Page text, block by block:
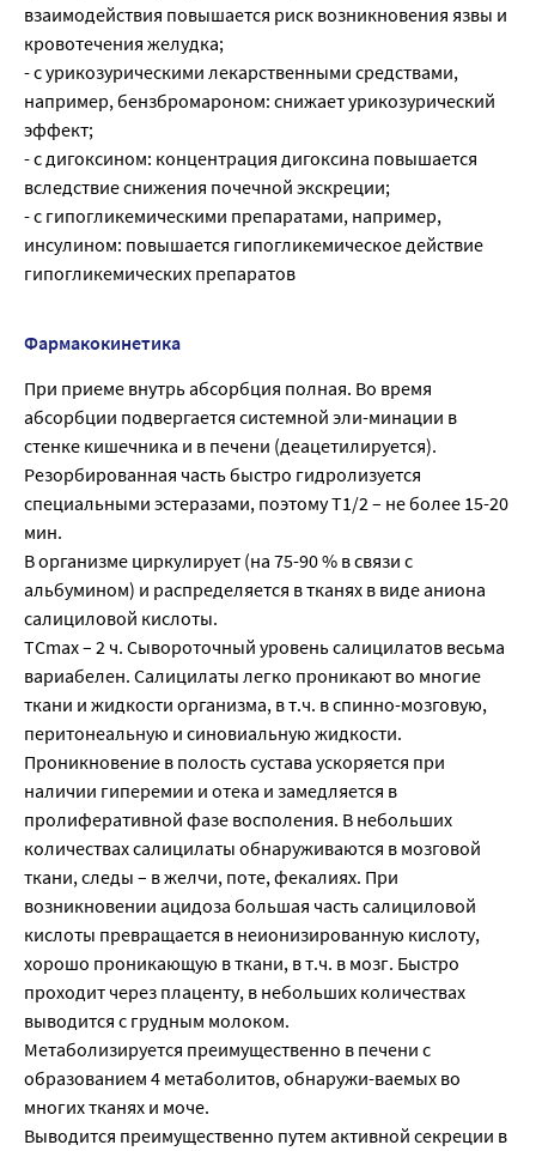
взаимодействия повышается риск возникновения язвы и
кровотечения желудка;
- с урикозурическими лекарственными средствами,
например, бензбромароном: снижает урикозурический
эффект;
- с дигоксином: концентрация дигоксина повышается
вследствие снижения почечной экскреции;
- с гипогликемическими препаратами, например,
инсулином: повышается гипогликемическое действие
гипогликемических препаратов
Фармакокинетика
При приеме внутрь абсорбция полная. Во время
абсорбции подвергается системной эли-минации в
стенке кишечника и в печени (деацетилируется).
Резорбированная часть быстро гидролизуется
специальными эстеразами, поэтому Т1/2 – не более 15-20
мин.
В организме циркулирует (на 75-90 % в связи с
альбумином) и распределяется в тканях в виде аниона
салициловой кислоты.
ТСmax – 2 ч. Сывороточный уровень салицилатов весьма
вариабелен. Салицилаты легко проникают во многие
ткани и жидкости организма, в т.ч. в спинно-мозговую,
перитонеальную и синовиальную жидкости.
Проникновение в полость сустава ускоряется при
наличии гиперемии и отека и замедляется в
пролиферативной фазе восполения. В небольших
количествах салицилаты обнаруживаются в мозговой
ткани, следы – в желчи, поте, фекалиях. При
возникновении ацидоза большая часть салициловой
кислоты превращается в неионизированную кислоту,
хорошо проникающую в ткани, в т.ч. в мозг. Быстро
проходит через плаценту, в небольших количествах
выводится с грудным молоком.
Метаболизируется преимущественно в печени с
образованием 4 метаболитов, обнаружи-ваемых во
многих тканях и моче.
Выводится преимущественно путем активной секреции в